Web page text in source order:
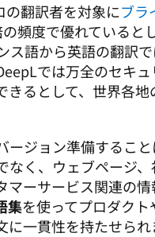
の翻訳者を対象にブラ
頻度で優れていると
語から英語の翻訳で
では万全のセキ
きるとして、世界各地
ージョン準備するこ
なく、ウェブページ
マーサービス関連の情
集を使ってプロダクト
一貫性を持たせられ